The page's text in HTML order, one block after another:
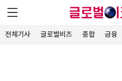
전체기사 글로벌비즈 종합 금융